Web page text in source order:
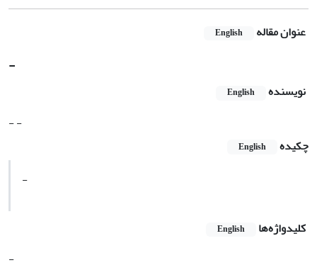
عنوان مقاله English
-
نویسنده English
- -
چکیده
English
-
کلیدواژه‌ها English
-